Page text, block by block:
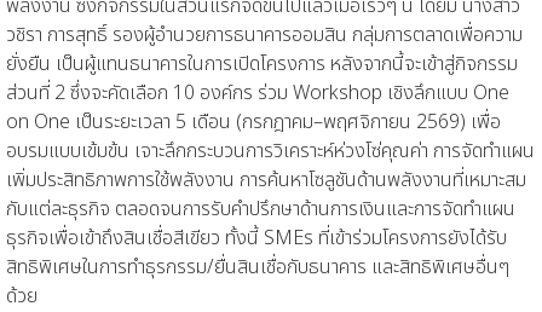
พลังงาน ซึ่งกิจกรรมในส่วนแรกจัดขึ้นไปแล้วเมื่อเร็วๆ นี้ โดยมี นางสาว
วชิรา การสุทธิ์ รองผู้อำนวยการธนาคารออมสิน กลุ่มการตลาดเพื่อความ
ยั่งยืน เป็นผู้แทนธนาคารในการเปิดโครงการ หลังจากนี้จะเข้าสู่กิจกรรม
ส่วนที่ 2 ซึ่งจะคัดเลือก 10 องค์กร ร่วม Workshop เชิงลึกแบบ One
on One เป็นระยะเวลา 5 เดือน (กรกฎาคม–พฤศจิกายน 2569) เพื่อ
อบรมแบบเข้มข้น เจาะลึกกระบวนการวิเคราะห์ห่วงโซ่คุณค่า การจัดทำแผน
เพิ่มประสิทธิภาพการใช้พลังงาน การค้นหาโซลูชันด้านพลังงานที่เหมาะสม
กับแต่ละธุรกิจ ตลอดจนการรับคำปรึกษาด้านการเงินและการจัดทำแผน
ธุรกิจเพื่อเข้าถึงสินเชื่อสีเขียว ทั้งนี้ SMEs ที่เข้าร่วมโครงการยังได้รับ
สิทธิพิเศษในการทำธุรกรรม/ยื่นสินเชื่อกับธนาคาร และสิทธิพิเศษอื่นๆ
ด้วย